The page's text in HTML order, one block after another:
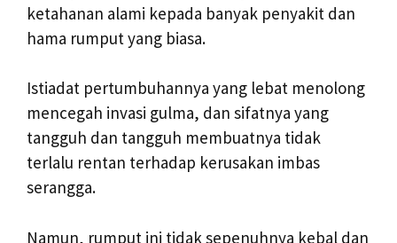
ketahanan alami kepada banyak penyakit dan
hama rumput yang biasa.
Istiadat pertumbuhannya yang lebat menolong
mencegah invasi gulma, dan sifatnya yang
tangguh dan tangguh membuatnya tidak
terlalu rentan terhadap kerusakan imbas
serangga.
Namun, rumput ini tidak sepenuhnya kebal dan